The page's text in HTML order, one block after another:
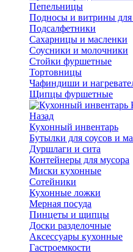
Пепельницы
Подносы и витрины
Подсалфетники
Сахарницы и масленки
Соусники и молочники
Стойки фуршетные
Тортовницы
Чафиндиши и
Щипцы фуршетные
Назад
Кухонный инвентарь
Бутылки для соусов и
Дуршлаги и сита
Контейнеры для мусора
Миски кухонные
Сотейники
Кухонные ложки
Мерная посуда
Пинцеты и щипцы
Доски разделочные
Аксессуары кухонные
Гастроемкости